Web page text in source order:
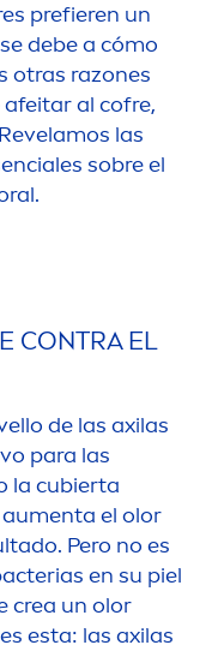
prefieren un
debe a cómo
otras razones
al cofre,
las
sobre el
CONTRA EL
de las axilas
para las
la cubierta
menta el olor
Pero no es
en su piel
crea un olor
esta: las axilas